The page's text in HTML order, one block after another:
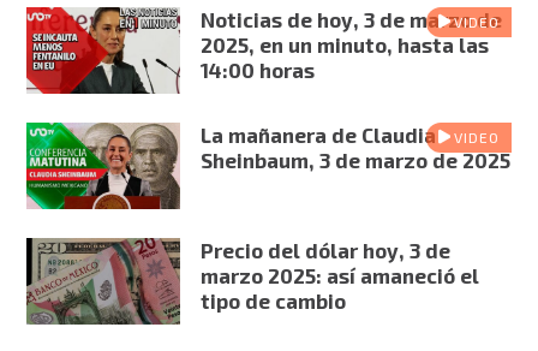
VIDEO
Noticias de hoy, 3 de marzo de
2025, en un minuto, hasta las
14:00 horas
VIDEO
La mañanera de Claudia
Sheinbaum, 3 de marzo de 2025
Precio del dólar hoy, 3 de
marzo 2025: así amaneció el
tipo de cambio